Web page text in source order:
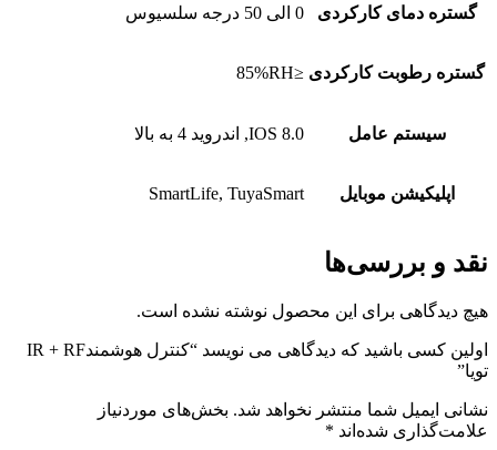
گستره دمای کارکردی 0 الی 50 درجه سلسیوس
گستره رطوبت کارکردی ≤85%RH
سیستم عامل IOS 8.0, اندروید 4 به بالا
اپلیکیشن موبایل SmartLife, TuyaSmart
نقد و بررسی‌ها
هیچ دیدگاهی برای این محصول نوشته نشده است.
اولین کسی باشید که دیدگاهی می نویسد “کنترل هوشمندIR + RF
تویا”
نشانی ایمیل شما منتشر نخواهد شد. بخش‌های موردنیاز
علامت‌گذاری شده‌اند *